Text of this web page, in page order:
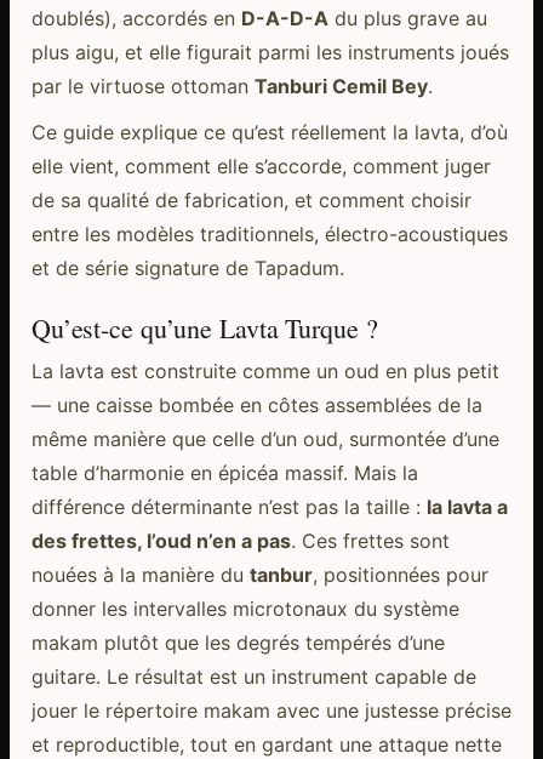
doublés), accordés en D-A-D-Adu plus grave au
plus aigu, et elle figurait parmi les instruments joués
par le virtuose ottoman Tanburi Cemil Bey.
Ce guide explique ce qu’est réellement la lavta, d’où
elle vient, comment elle s’accorde, comment juger
de sa qualité de fabrication, et comment choisir
entre les modèles traditionnels, électro-acoustiques
et de série signature de Tapadum.
Qu’est-ce qu’une Lavta Turque ?
La lavta est construite comme un oud en plus petit
— une caisse bombée en côtes assemblées de la
même manière que celle d’un oud, surmontée d’une
table d’harmonie en épicéa massif. Mais la
différence déterminante n’est pas la taille : la lavta a
des frettes, l’oud n’en a pas. Ces frettes sont
nouées à la manière du tanbur, positionnées pour
donner les intervalles microtonaux du système
makam plutôt que les degrés tempérés d’une
guitare. Le résultat est un instrument capable de
jouer le répertoire makam avec une justesse précise
et reproductible, tout en gardant une attaque nette